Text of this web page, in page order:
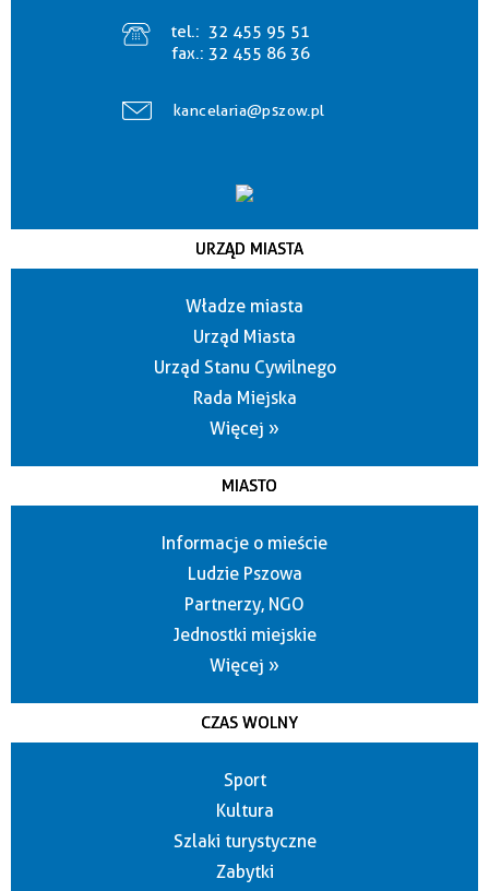
tel.: 32 455 95 51
fax.: 32 455 86 36
kancelaria@pszow.pl
URZĄD MIASTA
Władze miasta
Urząd Miasta
Urząd Stanu Cywilnego
Rada Miejska
Więcej »
MIASTO
Informacje o mieście
Ludzie Pszowa
Partnerzy, NGO
Jednostki miejskie
Więcej »
CZAS WOLNY
Sport
Kultura
Szlaki turystyczne
Zabytki